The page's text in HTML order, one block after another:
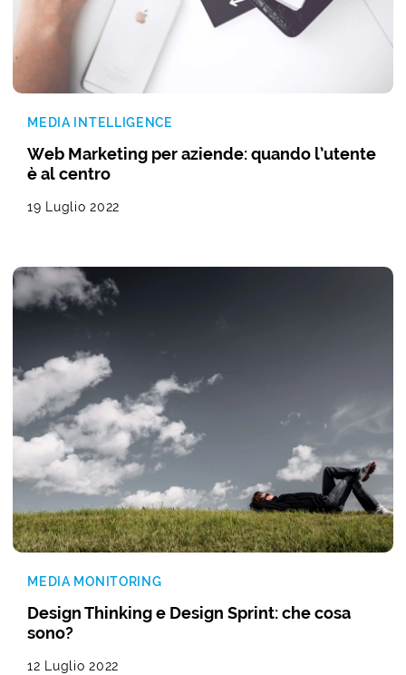
MEDIA INTELLIGENCE
Web Marketing per aziende: quando l’utente
è al centro
19 Luglio 2022
MEDIA MONITORING
Design Thinking e Design Sprint: che cosa
sono?
12 Luglio 2022